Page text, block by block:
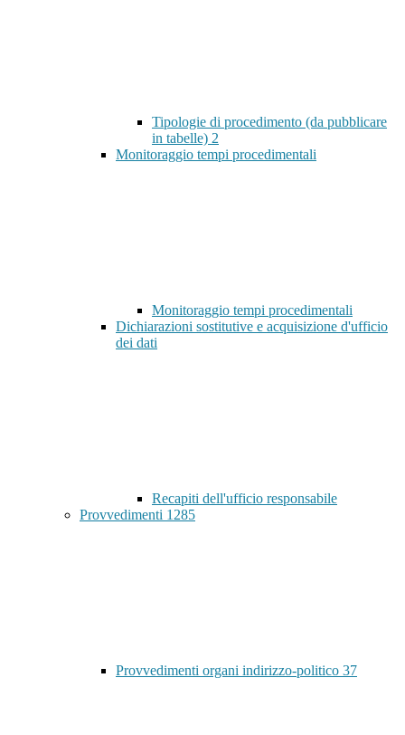
Tipologie di procedimento (da pubblicare
in tabelle) 2
Monitoraggio tempi procedimentali
Monitoraggio tempi procedimentali
Dichiarazioni sostitutive e acquisizione d'ufficio
dei dati
Recapiti dell'ufficio responsabile
Provvedimenti 1285
Provvedimenti organi indirizzo-politico 37